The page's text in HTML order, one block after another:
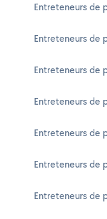
Entreteneurs de
Entreteneurs de
Entreteneurs de
Entreteneurs de
Entreteneurs de
Entreteneurs de
Entreteneurs de